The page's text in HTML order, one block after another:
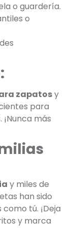
o guardería.
o
zapatosy
para
más
y miles de
han sido
tú. ¡Deja
y marca